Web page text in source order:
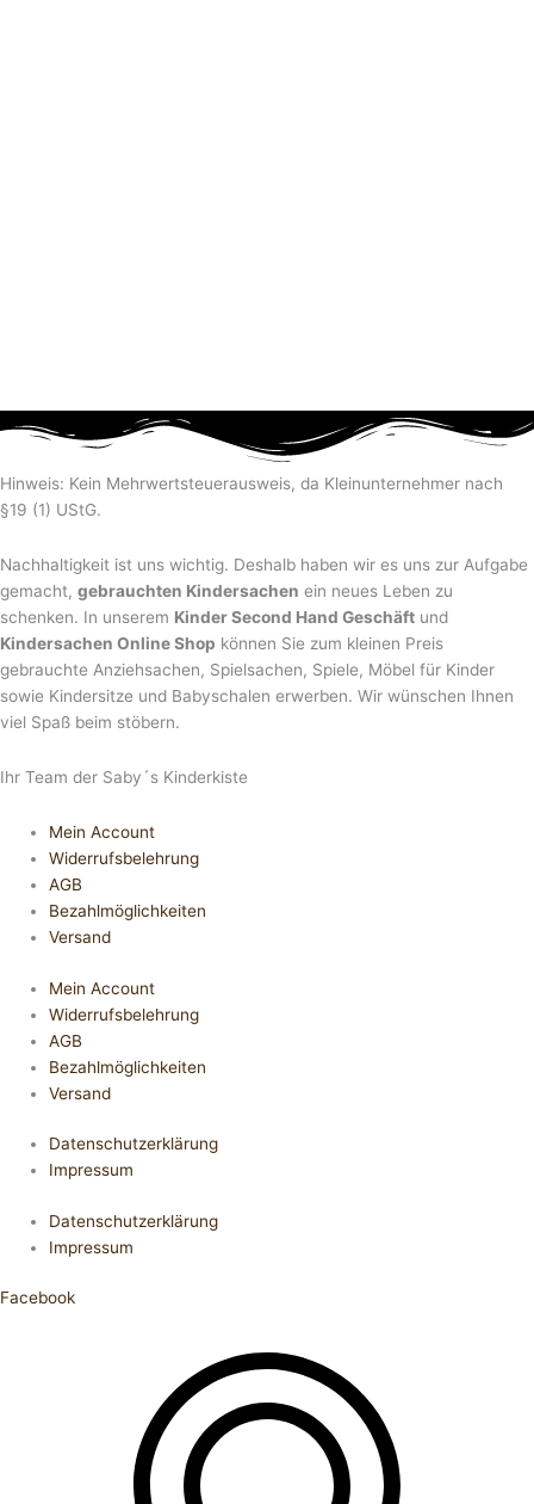
Hinweis: Kein Mehrwertsteuerausweis, da Kleinunternehmer nach
§19 (1) UStG.
Nachhaltigkeit ist uns wichtig. Deshalb haben wir es uns zur Aufgabe
gemacht, gebrauchten Kindersachen ein neues Leben zu
schenken. In unserem Kinder Second Hand Geschäft und
Kindersachen Online Shop können Sie zum kleinen Preis
gebrauchte Anziehsachen, Spiel­sachen, Spiele, Möbel für Kinder
sowie Kindersitze und Babyschalen erwerben. Wir wünschen Ihnen
viel Spaß beim stöbern.
Ihr Team der Saby´s Kinderkiste
Mein Account
Widerrufsbelehrung
AGB
Bezahlmöglichkeiten
Versand
Mein Account
Widerrufsbelehrung
AGB
Bezahlmöglichkeiten
Versand
Datenschutzerklärung
Impressum
Datenschutzerklärung
Impressum
Facebook